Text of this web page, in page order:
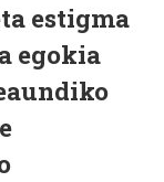
estigma
egokia